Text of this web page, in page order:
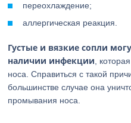
переохлаждение;
аллергическая реакция.
Густые и вязкие сопли
наличии инфекции ,
носа. Справиться с такой
большинстве случае она
промывания носа.